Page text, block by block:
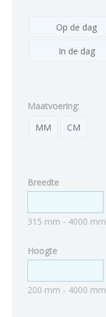
Op de dag
In de dag
Maatvoering:
MM
CM
Breedte
315 mm - 4000 mm
Hoogte
200 mm - 4000 mm